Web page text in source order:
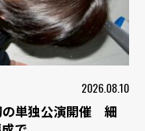
2026.08.10
の単独公演開催 細